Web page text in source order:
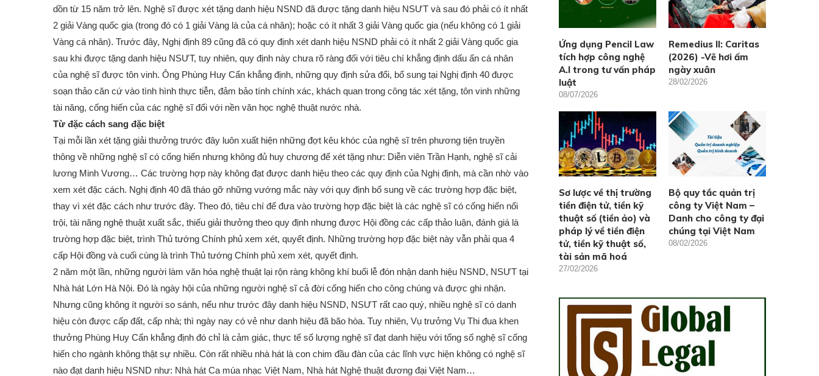
dồn từ 15 năm trở lên. Nghệ sĩ được xét tặng danh hiệu NSND đã được tặng danh hiệu NSƯT và sau đó phải có ít nhất
2 giải Vàng quốc gia (trong đó có 1 giải Vàng là của cá nhân); hoặc có ít nhất 3 giải Vàng quốc gia (nếu không có 1 giải
Vàng cá nhân). Trước đây, Nghị định 89 cũng đã có quy định xét danh hiệu NSND phải có ít nhất 2 giải Vàng quốc gia
sau khi được tặng danh hiệu NSƯT, tuy nhiên, quy định này chưa rõ ràng đối với tiêu chí khẳng định dấu ấn cá nhân
của nghệ sĩ được tôn vinh. Ông Phùng Huy Cẩn khẳng định, những quy định sửa đổi, bổ sung tại Nghị định 40 được
soạn thảo căn cứ vào tình hình thực tiễn, đảm bảo tính chính xác, khách quan trong công tác xét tặng, tôn vinh những
tài năng, cống hiến của các nghệ sĩ đối với nền văn học nghệ thuật nước nhà.
Từ đặc cách sang đặc biệt
Tại mỗi lần xét tặng giải thưởng trước đây luôn xuất hiện những đợt kêu khóc của nghệ sĩ trên phương tiện truyền
thông về những nghệ sĩ có cống hiến nhưng không đủ huy chương để xét tặng như: Diễn viên Trần Hạnh, nghệ sĩ cải
lương Minh Vương… Các trường hợp này không đạt được danh hiệu theo các quy định của Nghị định, mà cần nhờ vào
xem xét đặc cách. Nghị định 40 đã tháo gỡ những vướng mắc này với quy định bổ sung về các trường hợp đặc biệt,
thay vì xét đặc cách như trước đây. Theo đó, tiêu chí để đưa vào trường hợp đặc biệt là các nghệ sĩ có cống hiến nổi
trội, tài năng nghệ thuật xuất sắc, thiếu giải thưởng theo quy định nhưng được Hội đồng các cấp thảo luận, đánh giá là
trường hợp đặc biệt, trình Thủ tướng Chính phủ xem xét, quyết định. Những trường hợp đặc biệt này vẫn phải qua 4
cấp Hội đồng và cuối cùng là trình Thủ tướng Chính phủ xem xét, quyết định.
2 năm một lần, những người làm văn hóa nghệ thuật lại rộn ràng không khí buổi lễ đón nhận danh hiệu NSND, NSƯT tại
Nhà hát Lớn Hà Nội. Đó là ngày hội của những người nghệ sĩ cả đời cống hiến cho công chúng và được ghi nhận.
Nhưng cũng không ít người so sánh, nếu như trước đây danh hiệu NSND, NSƯT rất cao quý, nhiều nghệ sĩ có danh
hiệu còn được cấp đất, cấp nhà; thì ngày nay có vẻ như danh hiệu đã bão hòa. Tuy nhiên, Vụ trưởng Vụ Thi đua khen
thưởng Phùng Huy Cẩn khẳng định đó chỉ là cảm giác, thực tế số lượng nghệ sĩ đạt danh hiệu với tổng số nghệ sĩ cống
hiến cho ngành không thật sự nhiều. Còn rất nhiều nhà hát là con chim đầu đàn của các lĩnh vực hiện không có nghệ sĩ
nào đạt danh hiệu NSND như: Nhà hát Ca múa nhạc Việt Nam, Nhà hát Nghệ thuật đương đại Việt Nam…
Ứng dụng Pencil Law
tích hợp công nghệ
A.I trong tư vấn pháp
luật
08/07/2026
Remedius II: Caritas
(2026) -Vẽ hơi ấm
ngày xuân
28/02/2026
Sơ lược về thị trường
tiền điện tử, tiền kỹ
thuật số (tiền ảo) và
pháp lý về tiền điện
tử, tiền kỹ thuật số,
tài sản mã hoá
27/02/2026
Bộ quy tắc quản trị
công ty Việt Nam –
Danh cho công ty đại
chúng tại Việt Nam
08/02/2026